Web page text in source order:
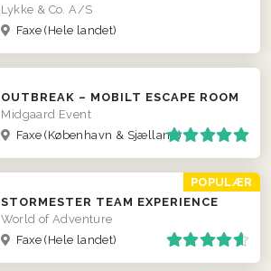
Lykke & Co. A/S
Faxe(Hele landet)
OUTBREAK – MOBILT ESCAPE ROOM
Midgaard Event
Faxe(København & Sjælland)
POPULÆR
STORMESTER TEAM EXPERIENCE
World of Adventure
Faxe(Hele landet)